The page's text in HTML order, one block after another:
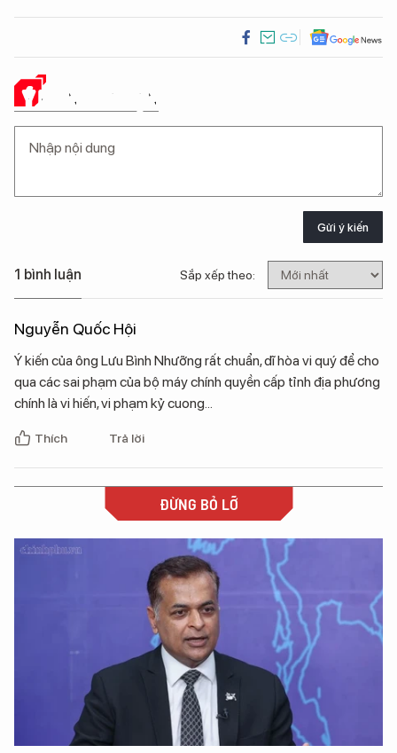
Ý KIẾN CỦA BẠN
Gửi ý kiến
1 bình luận Sắp xếp theo:
Nguyễn Quốc Hội
Ý kiến của ông Lưu Bình Nhưỡng rất chuẩn, dĩ hòa vi quý để cho
qua các sai phạm của bộ máy chính quyền cấp tỉnh địa phương
chính là vi hiến, vi phạm kỷ cuong...
Thích Trả lời
ĐỪNG BỎ LỠ